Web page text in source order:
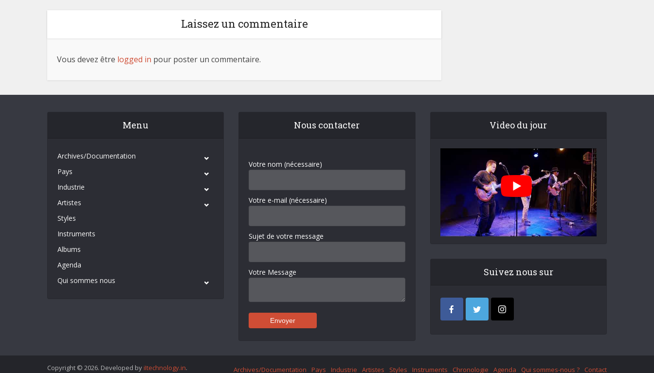
Laissez un commentaire
Vous devez être logged in pour poster un commentaire.
Menu
Archives/Documentation
Pays
Industrie
Artistes
Styles
Instruments
Albums
Agenda
Qui sommes nous
Nous contacter
Votre nom (nécessaire)
Votre e-mail (nécessaire)
Sujet de votre message
Votre Message
Video du jour
Suivez nous sur
Copyright © 2026. Developed by iItechnology.in. Archives/Documentation Pays Industrie Artistes Styles Instruments Chronologie Agenda Qui sommes-nous ? Contact